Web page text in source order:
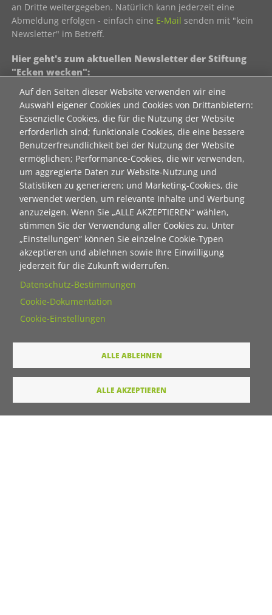
Auf den Seiten dieser Website verwenden wir eine
Auswahl eigener Cookies und Cookies von Drittanbietern:
Essenzielle Cookies, die für die Nutzung der Website
erforderlich sind; funktionale Cookies, die eine bessere
Benutzerfreundlichkeit bei der Nutzung der Website
ermöglichen; Performance-Cookies, die wir verwenden,
um aggregierte Daten zur Website-Nutzung und
Statistiken zu generieren; und Marketing-Cookies, die
verwendet werden, um relevante Inhalte und Werbung
anzuzeigen. Wenn Sie „ALLE AKZEPTIEREN“ wählen,
stimmen Sie der Verwendung aller Cookies zu. Unter
„Einstellungen“ können Sie einzelne Cookie-Typen
akzeptieren und ablehnen sowie Ihre Einwilligung
jederzeit für die Zukunft widerrufen.
Datenschutz-Bestimmungen
Cookie-Dokumentation
Cookie-Einstellungen
ALLE ABLEHNEN
ALLE AKZEPTIEREN
an Dritte weitergegeben. Natürlich kann jederzeit eine
Abmeldung erfolgen - einfach eine E-Mail senden mit "kein
Newsletter" im Betreff.
Hier geht's zum aktuellen Newsletter der Stiftung
"Ecken wecken":
als html
als pdf
Neuanmeldung zum Newsletter der Stiftung "Ecken
wecken":
Contact 1
Anrede
Titel
Vorname
E-Mail